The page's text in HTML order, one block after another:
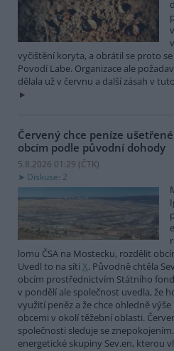
vyčištění koryta, a obrátil se proto
Povodí Labe. Organizace ale
dělala už v červnu a další zásah v
Červený chce peníze
obcím podle původní dohody
5.8.2026 01:29 (ČTK)
Diskuse: 2
lomu ČSA na Mostecku, rozdělit
Uvedl to na síti X. Původně chtěla
obcím prostřednictvím Státního
v pondělí ale společnost uvedla, že
využití peněz a že chce ohledně
obcemi v okolí těžební oblasti.
společnosti sleduje se
energetické skupiny Sev.en, kterou